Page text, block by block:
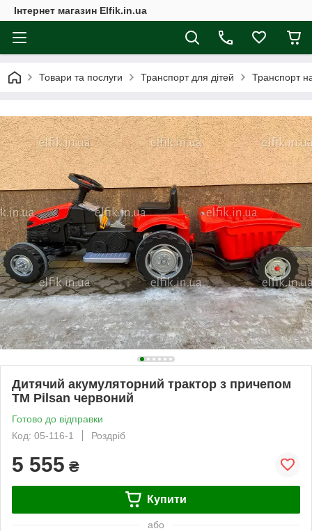
Інтернет магазин Elfik.in.ua
Товари та послуги Транспорт для дітей Транспорт
Дитячий акумуляторний трактор з причепом
TM Pilsan червоний
Готово до відправки
Код: 05-116-1
Роздріб
5 555 ₴
Купити
або